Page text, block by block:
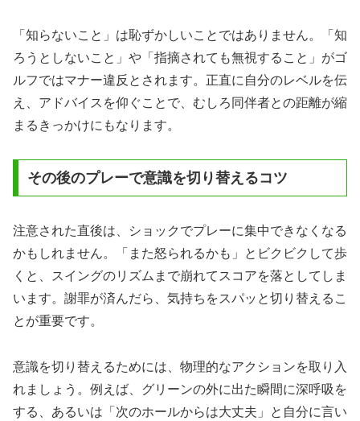
「知らないこと」は恥ずかしいことではありません。「知
ろうとしないこと」や「指摘されても無視すること」がゴ
ルフではマナー違反とされます。正直に自分のレベルを伝
え、アドバイスを仰ぐことで、むしろ同伴者との距離が縮
まるきっかけにもなります。
その後のプレーで意識を切り替えるコツ
注意された直後は、ショックでプレーに集中できなくなる
かもしれません。「また怒られるかも」とビクビクして歩
くと、スイングのリズムまで崩れてスコアを落としてしま
います。謝罪が済んだら、気持ちをスパッと切り替えるこ
とが重要です。
意識を切り替えるためには、物理的なアクションを取り入
れましょう。例えば、グリーンの外に出た瞬間に深呼吸を
する、あるいは「次のホールからは大丈夫」と自分に言い